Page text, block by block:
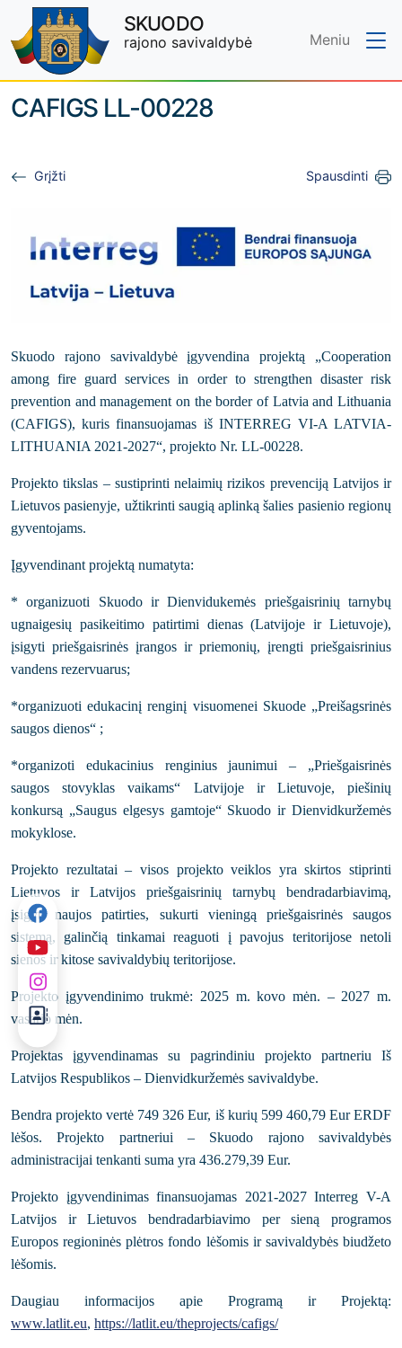
Skip to main content
SKUODO
rajono savivaldybė Meniu
CAFIGS LL-00228
Grįžti Spausdinti
Skuodo rajono savivaldybė įgyvendina projektą „Cooperation
among fire guard services in order to strengthen disaster risk
prevention and management on the border of Latvia and Lithuania
(CAFIGS), kuris finansuojamas iš INTERREG VI-A LATVIA-
LITHUANIA 2021-2027“, projekto Nr. LL-00228.
Projekto tikslas – sustiprinti nelaimių rizikos prevenciją Latvijos ir
Lietuvos pasienyje, užtikrinti saugią aplinką šalies pasienio regionų
gyventojams.
Įgyvendinant projektą numatyta:
* organizuoti Skuodo ir Dienvidukemės priešgaisrinių tarnybų
ugnaigesių pasikeitimo patirtimi dienas (Latvijoje ir Lietuvoje),
įsigyti priešgaisrinės įrangos ir priemonių, įrengti priešgaisrinius
vandens rezervuarus;
*organizuoti edukacinį renginį visuomenei Skuode „Preišagsrinės
saugos dienos“ ;
*organizoti edukacinius renginius jaunimui – „Priešgaisrinės
saugos stovyklas vaikams“ Latvijoje ir Lietuvoje, piešinių
konkursą „Saugus elgesys gamtoje“ Skuodo ir Dienvidkuržemės
mokyklose.
Projekto rezultatai – visos projekto veiklos yra skirtos stiprinti
Lietuvos ir Latvijos priešgaisrinių tarnybų bendradarbiavimą,
įsigyti naujos patirties, sukurti vieningą priešgaisrinės saugos
sistemą, galinčią tinkamai reaguoti į pavojus teritorijose netoli
sienos ir kitose savivaldybių teritorijose.
Projekto įgyvendinimo trukmė: 2025 m. kovo mėn. – 2027 m.
vasario mėn.
Projektas įgyvendinamas su pagrindiniu projekto partneriu Iš
Latvijos Respublikos – Dienvidkuržemės savivaldybe.
Bendra projekto vertė 749 326 Eur, iš kurių 599 460,79 Eur ERDF
lėšos. Projekto partneriui – Skuodo rajono savivaldybės
administracijai tenkanti suma yra 436.279,39 Eur.
Projekto įgyvendinimas finansuojamas 2021-2027 Interreg V-A
Latvijos ir Lietuvos bendradarbiavimo per sieną programos
Europos regioninės plėtros fondo lėšomis ir savivaldybės biudžeto
lėšomis.
Daugiau informacijos apie Programą ir Projektą:
www.latlit.eu, https://latlit.eu/theprojects/cafigs/